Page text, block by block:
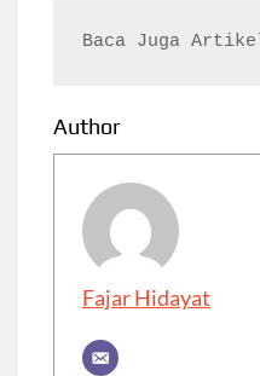
Baca Juga
Author
Fajar Hidayat